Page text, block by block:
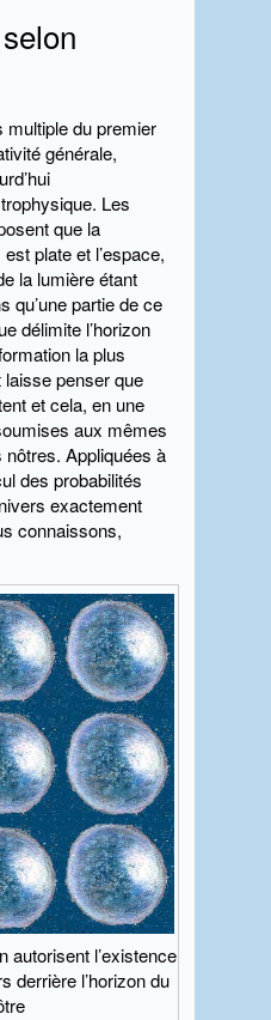
multiple du premier
générale,
Les
que la
plate et l’espace,
la lumière étant
qu’une partie de ce
délimite l’horizon
la plus
laisse penser que
et cela, en une
aux mêmes
Appliquées à
des probabilités
exactement
connaissons,
autorisent l’existence
derrière l’horizon du